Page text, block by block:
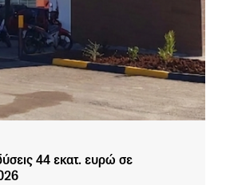
44 εκατ. ευρώ σε